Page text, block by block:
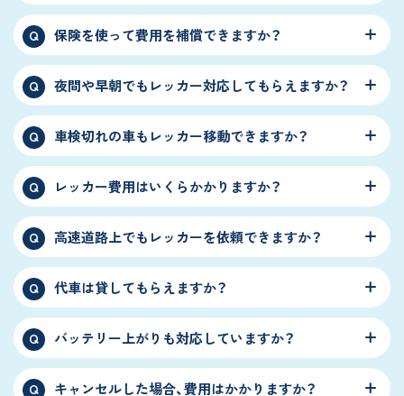
Q 保険を使って費用を補償できますか？
Q 夜間や早朝でもレッカー対応してもらえますか？
Q 車検切れの車もレッカー移動できますか？
Q レッカー費用はいくらかかりますか？
Q 高速道路上でもレッカーを依頼できますか？
Q 代車は貸してもらえますか？
Q バッテリー上がりも対応していますか？
Q キャンセルした場合、費用はかかりますか？